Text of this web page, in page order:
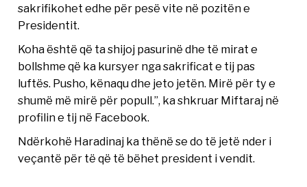
sakrifikohet edhe për pesë vite në pozitën e
Presidentit.
Koha është që ta shijoj pasurinë dhe të mirat e
bollshme që ka kursyer nga sakrificat e tij pas
luftës. Pusho, kënaqu dhe jeto jetën. Mirë për ty e
shumë më mirë për popull.”, ka shkruar Miftaraj në
profilin e tij në Facebook.
Ndërkohë Haradinaj ka thënë se do të jetë nder i
veçantë për të që të bëhet president i vendit.